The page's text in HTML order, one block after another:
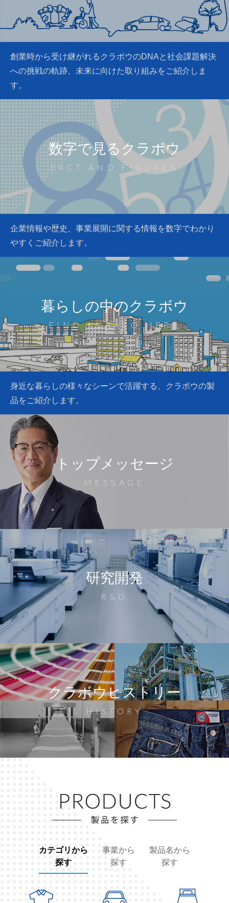
創業時から受け継がれるクラボウのDNAと社会課題解決
への挑戦の軌跡、 未来に向けた取り組みをご紹介しま
す。
数字で見るクラボウ
FACT AND FIGURES
企業情報や歴史、事業展開に関する情報を数字でわかり
やすくご紹介します。
暮らしの中のクラボウ
FIND KURABO HERE
身近な暮らしの様々なシーンで活躍する、
クラボウの製
品をご紹介します。
トップメッセージ
MESSAGE
研究開発
R&D
クラボウヒストリー
HISTORY
カテゴリから
探す
事業から
探す
製品名から
探す